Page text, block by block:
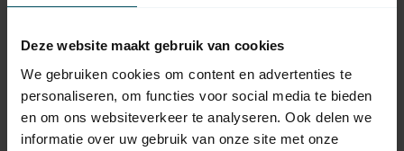
Deze website maakt gebruik van cookies
We gebruiken cookies om content en advertenties te
personaliseren, om functies voor social media te bieden
en om ons websiteverkeer te analyseren. Ook delen we
informatie over uw gebruik van onze site met onze
Huismerk Stahldraht
Auf Lager
HUISMERK
Huismerk Stahldraht
Stahl/verzinkt 2 mm
Auf Lager
4,95